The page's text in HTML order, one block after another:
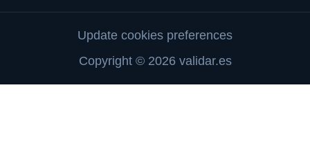
Update cookies preferences
Copyright © 2026 validar.es